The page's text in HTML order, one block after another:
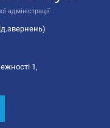
адміністрації
1,